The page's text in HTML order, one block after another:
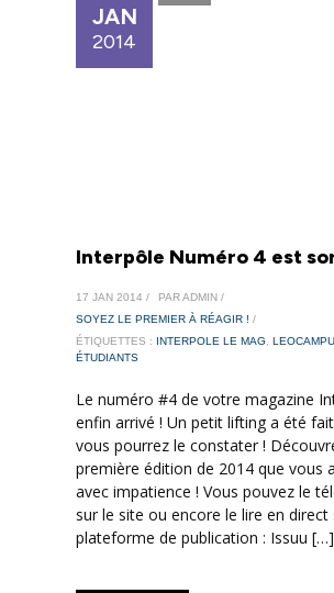
JAN
2014
Interpôle Numéro 4 est
17 JAN 2014 /
PAR ADMIN /
SOYEZ LE PREMIER À RÉAGIR ! /
ÉTIQUETTES : INTERPOLE LE MAG
ÉTUDIANTS
Le numéro #4 de votre magazine
enfin arrivé ! Un petit lifting a été
vous pourrez le constater !
première édition de 2014 que vous
avec impatience ! Vous pouvez le
sur le site ou encore le lire en direct
plateforme de publication : Issuu […]